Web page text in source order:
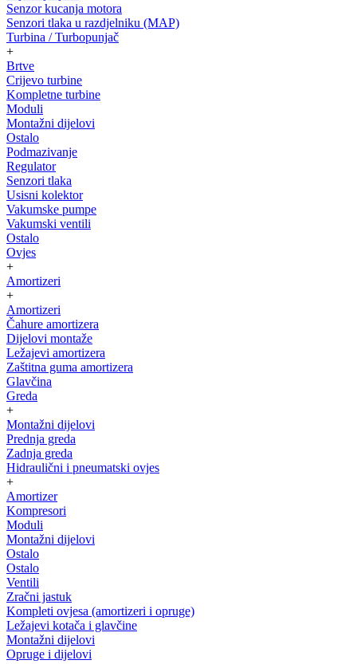
Senzor kucanja motora
Senzori tlaka u razdjelniku (MAP)
Turbina / Turbopunjač
+
Brtve
Crijevo turbine
Kompletne turbine
Moduli
Montažni dijelovi
Ostalo
Podmazivanje
Regulator
Senzori tlaka
Usisni kolektor
Vakumske pumpe
Vakumski ventili
Ostalo
Ovjes
+
Amortizeri
+
Amortizeri
Čahure amortizera
Dijelovi montaže
Ležajevi amortizera
Zaštitna guma amortizera
Glavčina
Greda
+
Montažni dijelovi
Prednja greda
Zadnja greda
Hidraulični i pneumatski ovjes
+
Amortizer
Kompresori
Moduli
Montažni dijelovi
Ostalo
Ostalo
Ventili
Zračni jastuk
Kompleti ovjesa (amortizeri i opruge)
Ležajevi kotača i glavčine
Montažni dijelovi
Opruge i dijelovi